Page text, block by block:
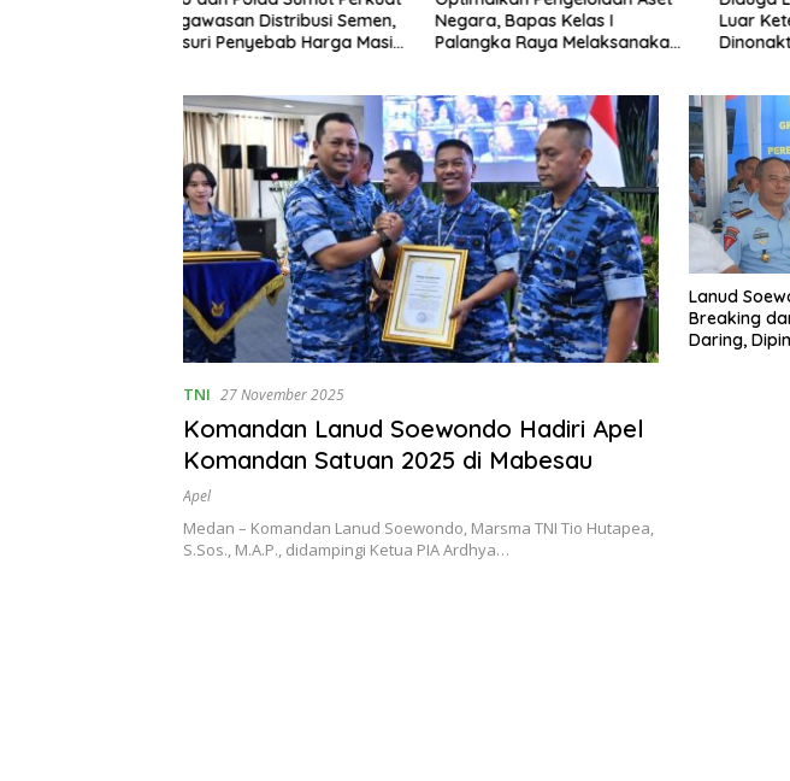
Negara, Bapas Kelas I
Palangka Raya Melaksanakan
Luar Ketentuan, Lurah Aur
Dinonaktifkan
TNI 27 November 2025
Komandan Lanud Soewondo Hadiri Apel
Komandan Satuan 2025 di Mabesau
Apel
Medan – Komandan Lanud Soewondo, Marsma TNI Tio Hutapea,
S.Sos., M.A.P., didampingi Ketua PIA Ardhya…
Lanud
Breaking
Daring,